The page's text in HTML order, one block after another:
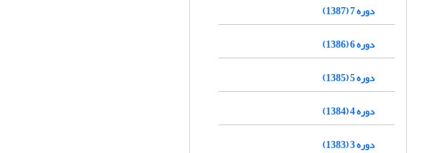
دوره 7 (1387)
دوره 6 (1386)
دوره 5 (1385)
دوره 4 (1384)
دوره 3 (1383)